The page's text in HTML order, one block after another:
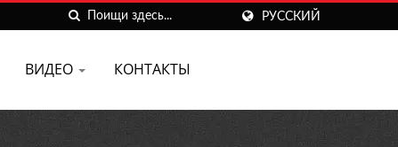
РУССКИЙ
ВИДЕО КОНТАКТЫ